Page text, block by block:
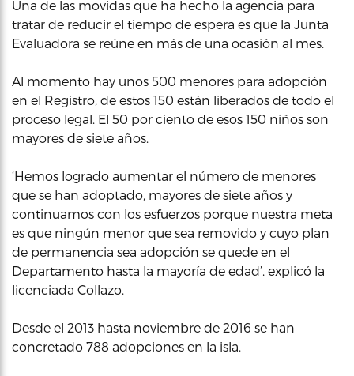
Una de las movidas que ha hecho la agencia para
tratar de reducir el tiempo de espera es que la Junta
Evaluadora se reúne en más de una ocasión al mes.
Al momento hay unos 500 menores para adopción
en el Registro, de estos 150 están liberados de todo el
proceso legal. El 50 por ciento de esos 150 niños son
mayores de siete años.
‘Hemos logrado aumentar el número de menores
que se han adoptado, mayores de siete años y
continuamos con los esfuerzos porque nuestra meta
es que ningún menor que sea removido y cuyo plan
de permanencia sea adopción se quede en el
Departamento hasta la mayoría de edad’, explicó la
licenciada Collazo.
Desde el 2013 hasta noviembre de 2016 se han
concretado 788 adopciones en la isla.